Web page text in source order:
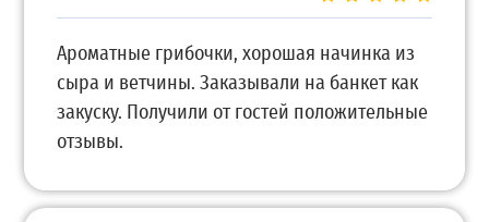
Ароматные грибочки, хорошая начинка из
сыра и ветчины. Заказывали на банкет как
закуску. Получили от гостей положительные
отзывы.